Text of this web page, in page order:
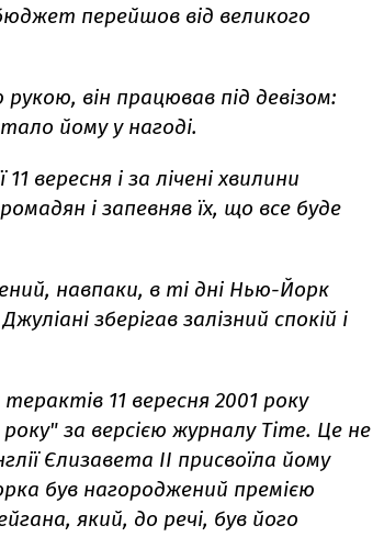
перейшов від великого
він працював під девізом:
йому у нагоді.
вересня і за лічені хвилини
і запевняв їх, що все буде
навпаки, в ті дні Нью-Йорк
зберігав залізний спокій і
11 вересня 2001 року
за версією журналу Time. Це не
Єлизавета ІІ присвоїла йому
був нагороджений премією
який, до речі, був його